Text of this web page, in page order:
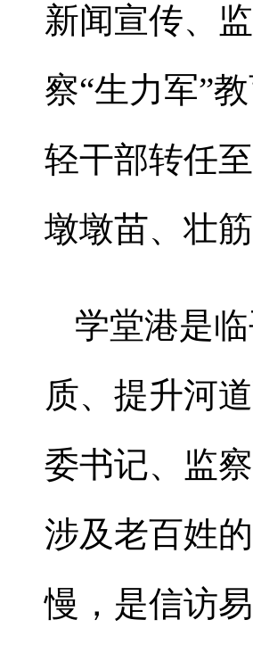
新闻宣传、
察“生力军”
轻干部转任
墩墩苗、壮筋
学堂港是
质、提升河
委书记、监
涉及老百姓
慢，是信访